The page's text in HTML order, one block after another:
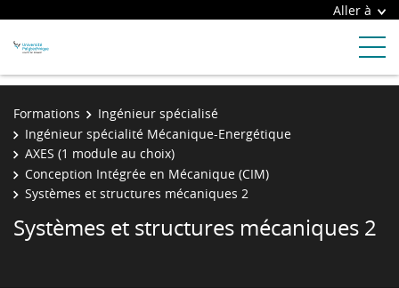
Aller à
Formations
Ingénieur spécialisé
Ingénieur spécialité Mécanique-Energétique
AXES (1 module au choix)
Conception Intégrée en Mécanique (CIM)
Systèmes et structures mécaniques 2
Systèmes et structures mécaniques 2